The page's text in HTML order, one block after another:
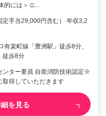
的には＞ □…
手当29,000円含む） 年収3,2
楽町線「豊洲駅」徒歩8分、
徒歩8分
ンター要員 自衛消防技術認定※
取得していただきます
を見る